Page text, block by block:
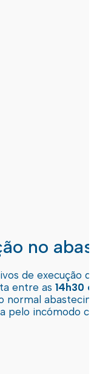
no
de execução
entre as 14h30
normal
pelo incómodo